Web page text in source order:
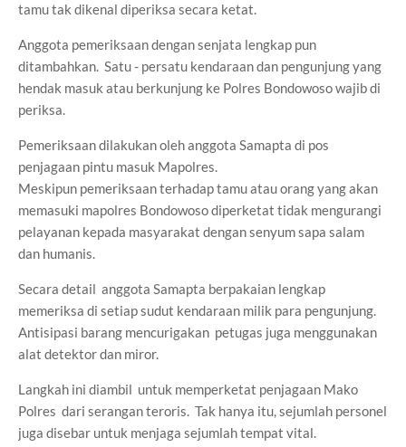
tamu tak dikenal diperiksa secara ketat.
Anggota pemeriksaan dengan senjata lengkap pun
ditambahkan. Satu - persatu kendaraan dan pengunjung yang
hendak masuk atau berkunjung ke Polres Bondowoso wajib di
periksa.
Pemeriksaan dilakukan oleh anggota Samapta di pos
penjagaan pintu masuk Mapolres.
Meskipun pemeriksaan terhadap tamu atau orang yang akan
memasuki mapolres Bondowoso diperketat tidak mengurangi
pelayanan kepada masyarakat dengan senyum sapa salam
dan humanis.
Secara detail anggota Samapta berpakaian lengkap
memeriksa di setiap sudut kendaraan milik para pengunjung.
Antisipasi barang mencurigakan petugas juga menggunakan
alat detektor dan miror.
Langkah ini diambil untuk memperketat penjagaan Mako
Polres dari serangan teroris. Tak hanya itu, sejumlah personel
juga disebar untuk menjaga sejumlah tempat vital.